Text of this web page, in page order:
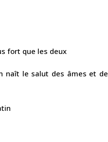
fort que les deux
naît le salut des âmes et de